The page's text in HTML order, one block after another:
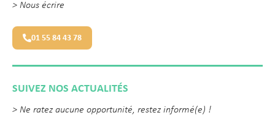
> Nous écrire
01 55 84 43 78
SUIVEZ NOS ACTUALITÉS
> Ne ratez aucune opportunité, restez informé(e) !